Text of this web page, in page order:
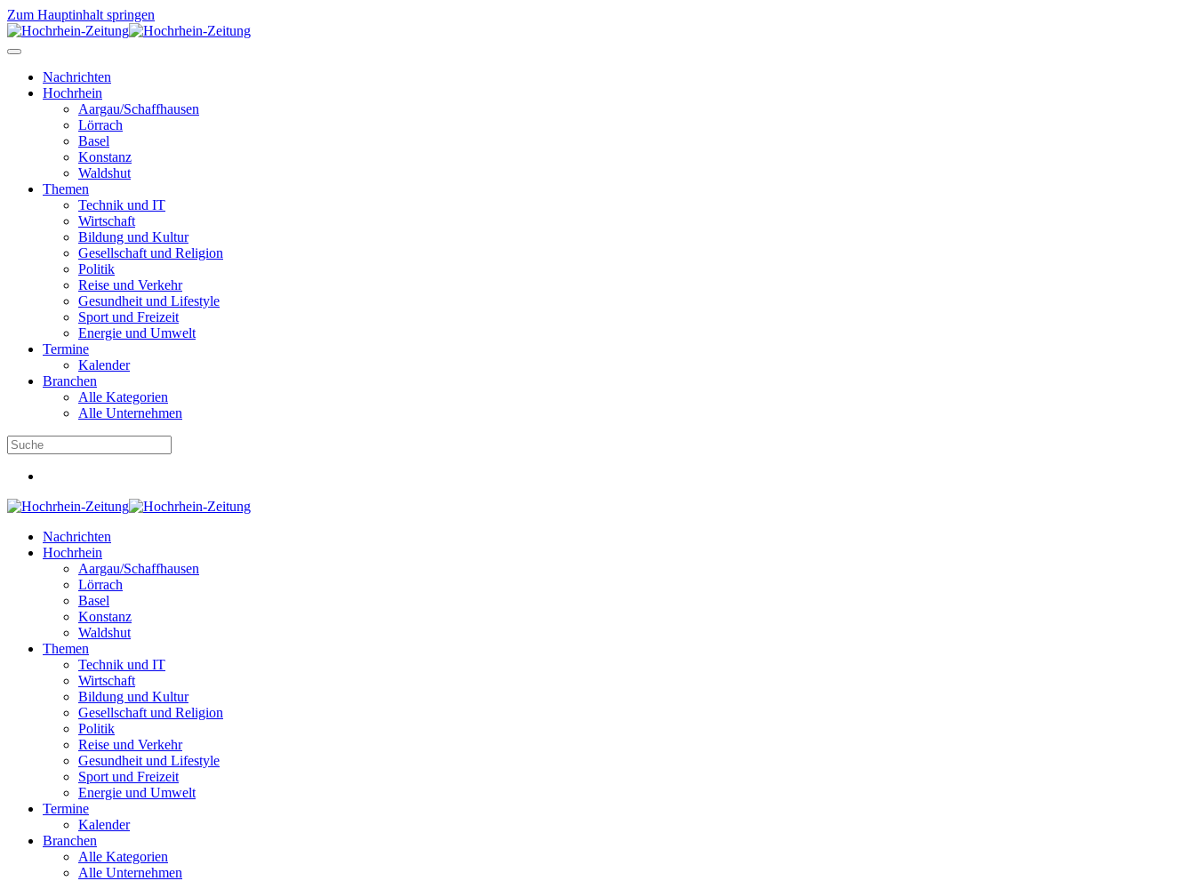
Zum Hauptinhalt springen
Nachrichten
Hochrhein
Aargau/Schaffhausen
Lörrach
Basel
Konstanz
Waldshut
Themen
Technik und IT
Wirtschaft
Bildung und Kultur
Gesellschaft und Religion
Politik
Reise und Verkehr
Gesundheit und Lifestyle
Sport und Freizeit
Energie und Umwelt
Termine
Kalender
Branchen
Alle Kategorien
Alle Unternehmen
Nachrichten
Hochrhein
Aargau/Schaffhausen
Lörrach
Basel
Konstanz
Waldshut
Themen
Technik und IT
Wirtschaft
Bildung und Kultur
Gesellschaft und Religion
Politik
Reise und Verkehr
Gesundheit und Lifestyle
Sport und Freizeit
Energie und Umwelt
Termine
Kalender
Branchen
Alle Kategorien
Alle Unternehmen